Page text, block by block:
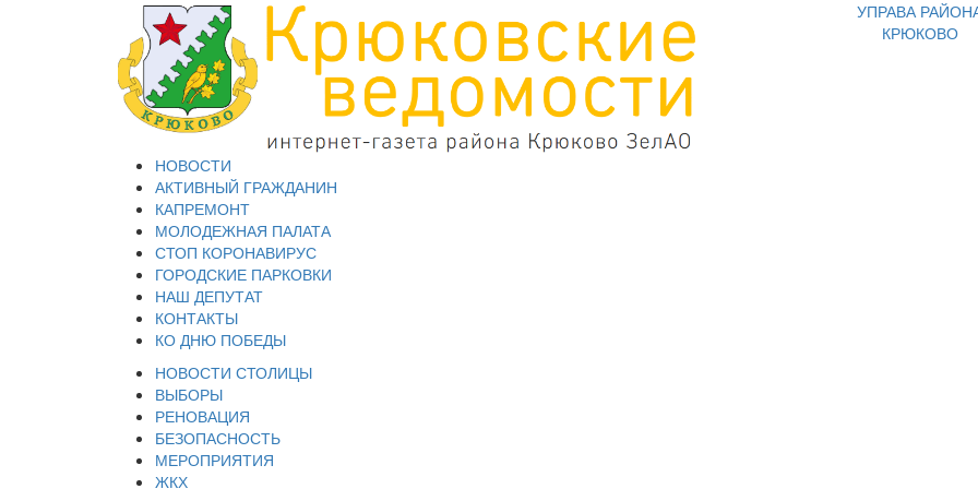
УПРАВА
КРЮКОВО
НОВОСТИ
АКТИВНЫЙ ГРАЖДАНИН
КАПРЕМОНТ
МОЛОДЕЖНАЯ ПАЛАТА
СТОП КОРОНАВИРУС
ГОРОДСКИЕ ПАРКОВКИ
НАШ ДЕПУТАТ
КОНТАКТЫ
КО ДНЮ ПОБЕДЫ
НОВОСТИ СТОЛИЦЫ
ВЫБОРЫ
РЕНОВАЦИЯ
БЕЗОПАСНОСТЬ
МЕРОПРИЯТИЯ
ЖКХ